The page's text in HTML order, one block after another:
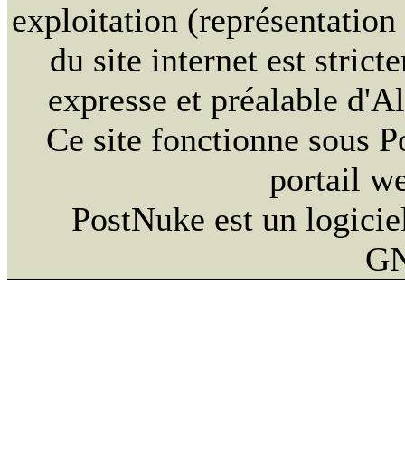
exploitation
du site internet est
expresse et préalable
Ce site fonctionne sous
portail
PostNuke est un